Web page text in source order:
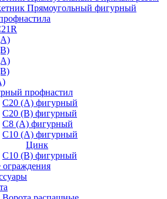
Прямоугольный фигурный
профнастил
С20 (A) фигурный
С20 (В) фигурный
С8 (A) фигурный
С10 (A) фигурный
Цинк
С10 (В) фигурный